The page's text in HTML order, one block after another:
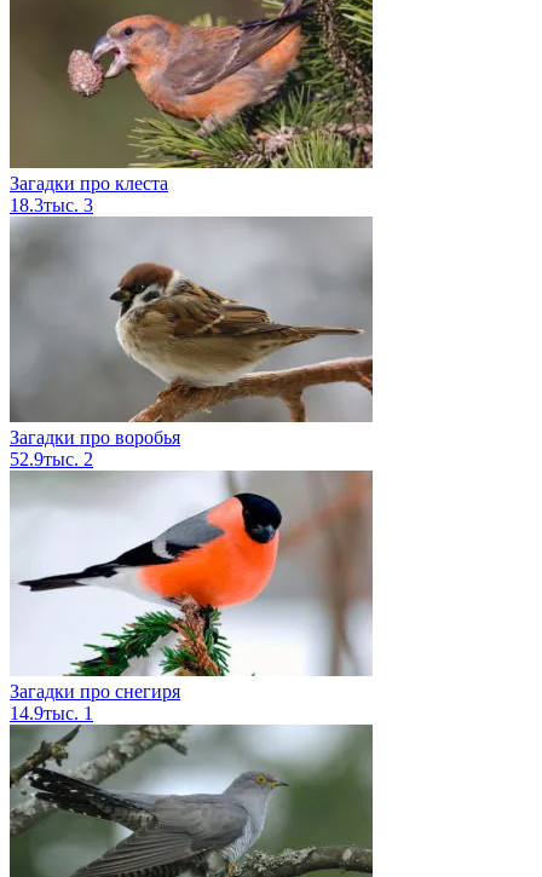
Загадки про клеста
18.3тыс. 3
Загадки про воробья
52.9тыс. 2
Загадки про снегиря
14.9тыс. 1